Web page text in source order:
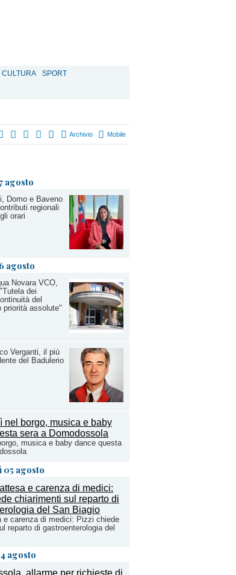
CULTURA
SPORT
Archivio Mobile
agosto
Domo e Baveno
regionali
orari
agosto
Novara VCO,
dei
del
priorità assolute"
Verganti, il più
del Badulerio
musica e baby dance questa
05 agosto
e carenza di medici: Pizzi chiede
reparto di gastroenterologia del
agosto